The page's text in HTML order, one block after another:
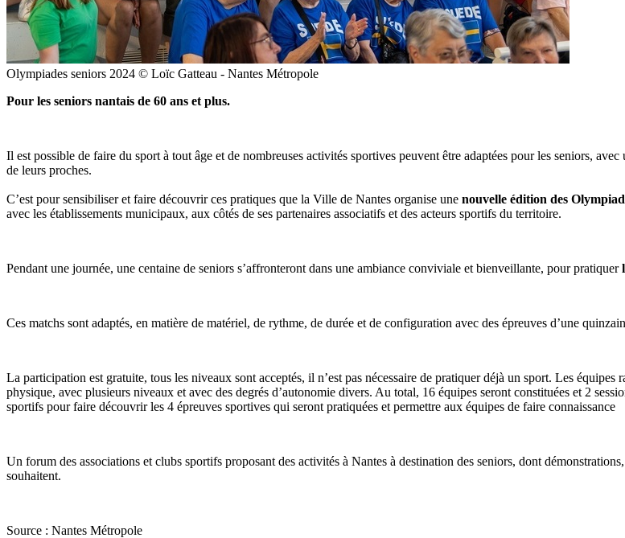
Olympiades seniors 2024 © Loïc Gatteau - Nantes Métropole
Pour les seniors nantais de 60 ans et plus.
Il est possible de faire du sport à tout âge et de nombreuses activités sportives peuvent être adaptées pour les seniors,
de leurs proches.
C’est pour sensibiliser et faire découvrir ces pratiques que la Ville de Nantes organise une nouvelle édition des
avec les établissements municipaux, aux côtés de ses partenaires associatifs et des acteurs sportifs du territoire.
Pendant une journée, une centaine de seniors s’affronteront dans une ambiance conviviale et bienveillante, pour pratiquer
Ces matchs sont adaptés, en matière de matériel, de rythme, de durée et de configuration avec des épreuves d’une
La participation est gratuite, tous les niveaux sont acceptés, il n’est pas nécessaire de pratiquer déjà un sport. Les équipes
physique, avec plusieurs niveaux et avec des degrés d’autonomie divers. Au total, 16 équipes seront constituées et 2
sportifs pour faire découvrir les 4 épreuves sportives qui seront pratiquées et permettre aux équipes de faire connaissance
Un forum des associations et clubs sportifs proposant des activités à Nantes à destination des seniors, dont
souhaitent.
Source : Nantes Métropole